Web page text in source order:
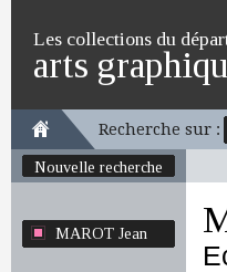
Les collections du
arts
Recherche sur :
Nouvelle recherche
MAROT Jean